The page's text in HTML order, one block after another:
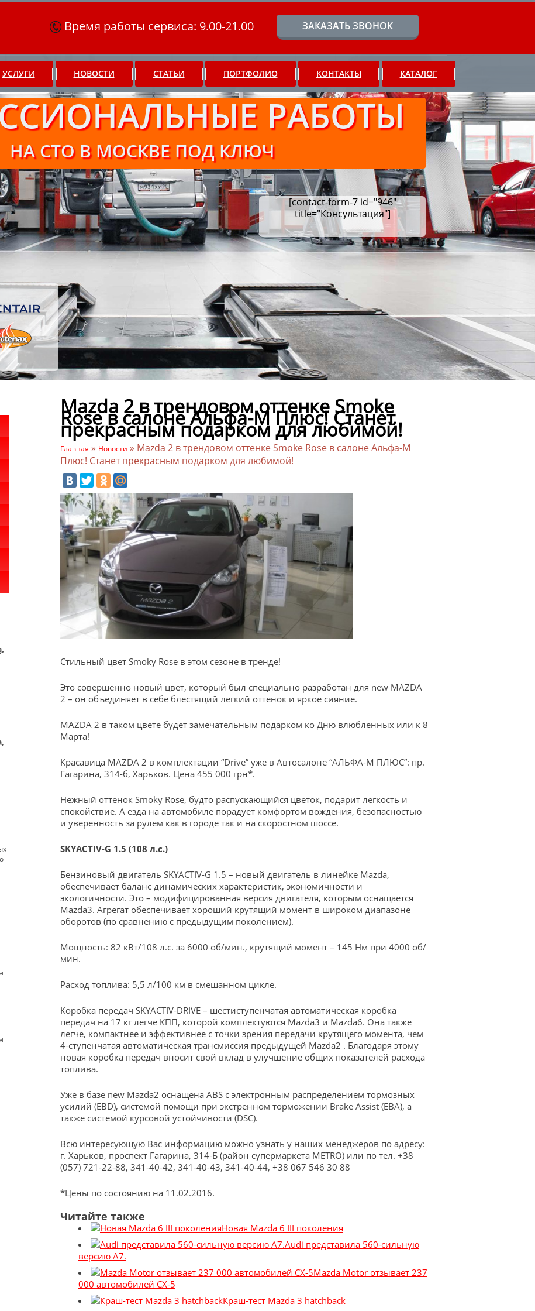
Время работы сервиса: 9.00-21.00 ЗАКАЗАТЬ ЗВОНОК
УСЛУГИ НОВОСТИ СТАТЬИ ПОРТФОЛИО КОНТАКТЫ КАТАЛОГ
РАБОТЫ
НА СТО В МОСКВЕ ПОД КЛЮЧ
[contact-form-7 id="946"
title="Консультация"]
Mazda 2 в трендовом оттенке Smoke
Rose в салоне Альфа-М Плюс! Станет
прекрасным подарком для любимой!
Главная » Новости » Mazda 2 в трендовом оттенке Smoke Rose в салоне Альфа-М
Плюс! Станет прекрасным подарком для любимой!
Стильный цвет Smoky Rose в этом сезоне в тренде!
Это совершенно новый цвет, который был специально разработан для new MAZDA
2 – он объединяет в себе блестящий легкий оттенок и яркое сияние.
MAZDA 2 в таком цвете будет замечательным подарком ко Дню влюбленных или к 8
Марта!
Красавица MAZDA 2 в комплектации “Drive” уже в Автосалоне “АЛЬФА-М ПЛЮС”: пр.
Гагарина, 314-б, Харьков. Цена 455 000 грн*.
Нежный оттенок Smoky Rose, будто распускающийся цветок, подарит легкость и
спокойствие. А езда на автомобиле порадует комфортом вождения, безопасностью
и уверенность за рулем как в городе так и на скоростном шоссе.
SKYACTIV-G 1.5 (108 л.с.)
Бензиновый двигатель SKYACTIV-G 1.5 – новый двигатель в линейке Mazda,
обеспечивает баланс динамических характеристик, экономичности и
экологичности. Это – модифицированная версия двигателя, которым оснащается
Mazda3. Агрегат обеспечивает хороший крутящий момент в широком диапазоне
оборотов (по сравнению с предыдущим поколением).
Мощность: 82 кВт/108 л.с. за 6000 об/мин., крутящий момент – 145 Нм при 4000 об/
мин.
Расход топлива: 5,5 л/100 км в смешанном цикле.
Коробка передач SKYACTIV-DRIVE – шестиступенчатая автоматическая коробка
передач на 17 кг легче КПП, которой комплектуются Mazda3 и Mazda6. Она также
легче, компактнее и эффективнее с точки зрения передачи крутящего момента, чем
4-ступенчатая автоматическая трансмиссия предыдущей Mazda2 . Благодаря этому
новая коробка передач вносит свой вклад в улучшение общих показателей расхода
топлива.
Уже в базе new Mazda2 оснащена ABS с электронным распределением тормозных
усилий (EBD), системой помощи при экстренном торможении Brake Assist (EBA), а
также системой курсовой устойчивости (DSC).
Всю интересующую Вас информацию можно узнать у наших менеджеров по адресу:
г. Харьков, проспект Гагарина, 314-Б (район супермаркета METRO) или по тел. +38
(057) 721-22-88, 341-40-42, 341-40-43, 341-40-44, +38 067 546 30 88
*Цены по состоянию на 11.02.2016.
Читайте также
Новая Mazda 6 III поколения
Audi представила 560-сильную
версию A7.
Mazda Motor отзывает 237
000 автомобилей CX-5
Краш-тест Mazda 3 hatchback